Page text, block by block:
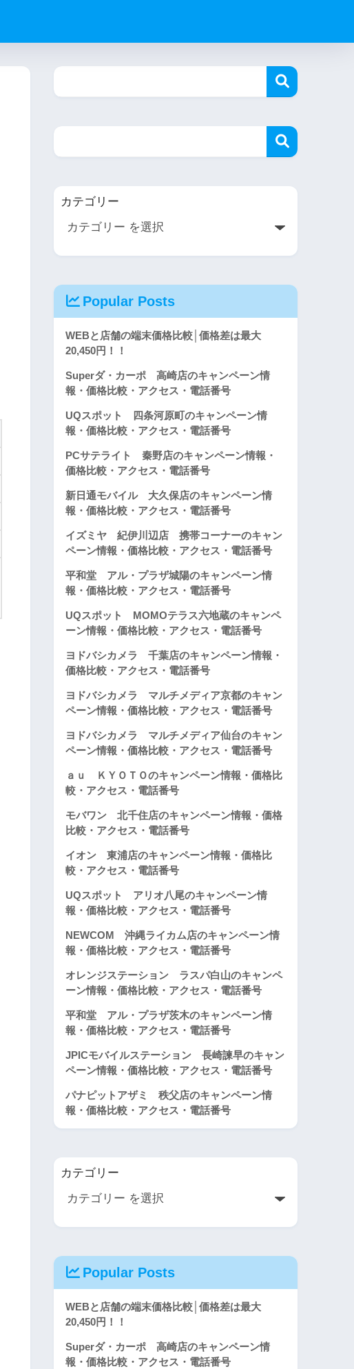
カテゴリー
Popular Posts
WEBと店舗の端末価格比較│価格差は最大
20,450円！！
Superダ・カーポ 高崎店のキャンペーン情
報・価格比較・アクセス・電話番号
UQスポット 四条河原町のキャンペーン情
報・価格比較・アクセス・電話番号
PCサテライト 秦野店のキャンペーン情報・
価格比較・アクセス・電話番号
新日通モバイル 大久保店のキャンペーン情
報・価格比較・アクセス・電話番号
イズミヤ 紀伊川辺店 携帯コーナーのキャン
ペーン情報・価格比較・アクセス・電話番号
平和堂 アル・プラザ城陽のキャンペーン情
報・価格比較・アクセス・電話番号
UQスポット MOMOテラス六地蔵のキャンペ
ーン情報・価格比較・アクセス・電話番号
ヨドバシカメラ 千葉店のキャンペーン情報・
価格比較・アクセス・電話番号
ヨドバシカメラ マルチメディア京都のキャン
ペーン情報・価格比較・アクセス・電話番号
ヨドバシカメラ マルチメディア仙台のキャン
ペーン情報・価格比較・アクセス・電話番号
ａｕ ＫＹＯＴＯのキャンペーン情報・価格比
較・アクセス・電話番号
モバワン 北千住店のキャンペーン情報・価格
比較・アクセス・電話番号
イオン 東浦店のキャンペーン情報・価格比
較・アクセス・電話番号
UQスポット アリオ八尾のキャンペーン情
報・価格比較・アクセス・電話番号
NEWCOM 沖縄ライカム店のキャンペーン情
報・価格比較・アクセス・電話番号
オレンジステーション ラスパ白山のキャンペ
ーン情報・価格比較・アクセス・電話番号
平和堂 アル・プラザ茨木のキャンペーン情
報・価格比較・アクセス・電話番号
JPICモバイルステーション 長崎諫早のキャン
ペーン情報・価格比較・アクセス・電話番号
パナピットアザミ 秩父店のキャンペーン情
報・価格比較・アクセス・電話番号
カテゴリー
Popular Posts
WEBと店舗の端末価格比較│価格差は最大
20,450円！！
Superダ・カーポ 高崎店のキャンペーン情
報・価格比較・アクセス・電話番号